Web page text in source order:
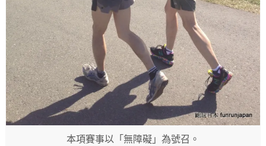
本項賽事以「無障礙」為號召。